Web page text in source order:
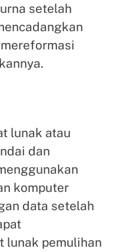
setelah
lunak atau
dan
komputer
data setelah
lunak pemulihan